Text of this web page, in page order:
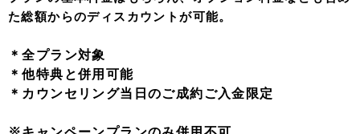
た総額からのディスカウントが可能。
＊全プラン対象
＊他特典と併用可能
＊カウンセリング当日のご成約ご入金限定